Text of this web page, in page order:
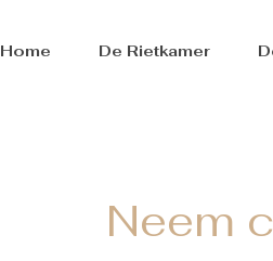
Home De Rietkamer
Neem